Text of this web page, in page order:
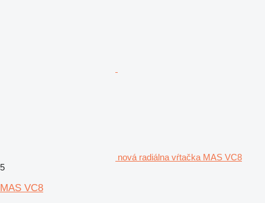
nová radiálna vŕtačka MAS VC8
5
MAS VC8